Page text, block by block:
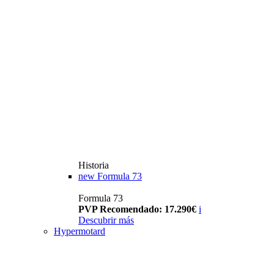
Historia
new Formula 73
Formula 73
PVP Recomendado: 17.290€ i
Descubrir más
Hypermotard